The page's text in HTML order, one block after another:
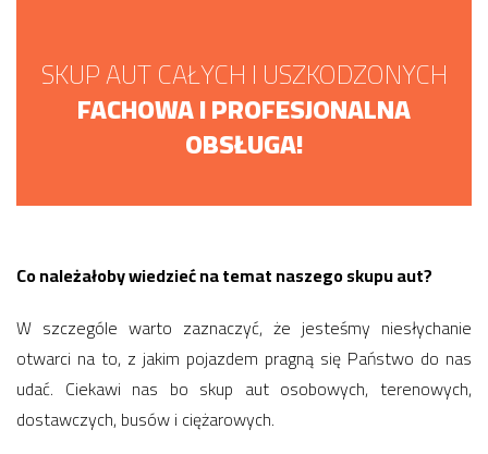
SKUP AUT CAŁYCH I USZKODZONYCH
FACHOWA I PROFESJONALNA
OBSŁUGA!
Co należałoby wiedzieć na temat naszego skupu aut?
W szczególe warto zaznaczyć, że jesteśmy niesłychanie
otwarci na to, z jakim pojazdem pragną się Państwo do nas
udać. Ciekawi nas bo skup aut osobowych, terenowych,
dostawczych, busów i ciężarowych.